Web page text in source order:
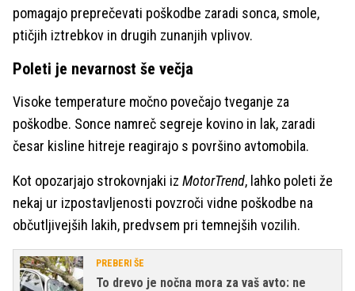
pomagajo preprečevati poškodbe zaradi sonca, smole,
ptičjih iztrebkov in drugih zunanjih vplivov.
Poleti je nevarnost še večja
Visoke temperature močno povečajo tveganje za
poškodbe. Sonce namreč segreje kovino in lak, zaradi
česar kisline hitreje reagirajo s površino avtomobila.
Kot opozarjajo strokovnjaki iz MotorTrend, lahko poleti že
nekaj ur izpostavljenosti povzroči vidne poškodbe na
občutljivejših lakih, predvsem pri temnejših vozilih.
PREBERI ŠE
To drevo je nočna mora za vaš avto: ne